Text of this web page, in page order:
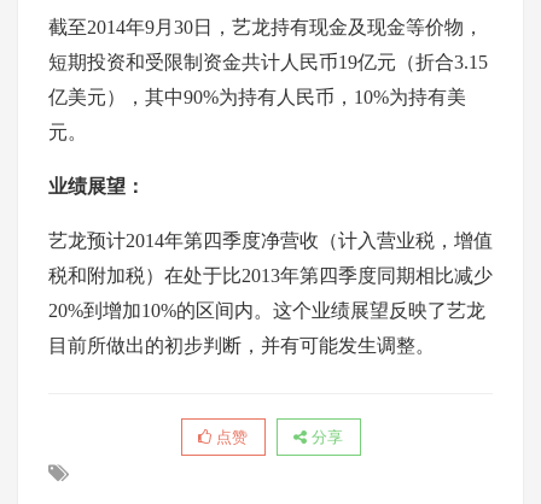
截至2014年9月30日，艺龙持有现金及现金等价物，
短期投资和受限制资金共计人民币19亿元（折合3.15
亿美元），其中90%为持有人民币，10%为持有美
元。
业绩展望：
艺龙预计2014年第四季度净营收（计入营业税，增值
税和附加税）在处于比2013年第四季度同期相比减少
20%到增加10%的区间内。这个业绩展望反映了艺龙
目前所做出的初步判断，并有可能发生调整。
点赞 分享